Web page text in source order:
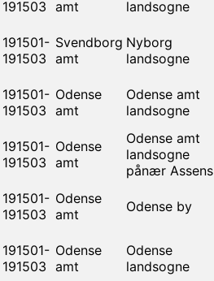
191503 amt
landsogne
191501-
191503
Svendborg
amt
Nyborg
landsogne
191501-
191503
Odense
amt
Odense amt
landsogne
191501-
191503
Odense
amt
Odense amt
landsogne
pånær Assens
191501-
191503
Odense
amt
Odense by
191501-
191503
Odense
amt
Odense
landsogne